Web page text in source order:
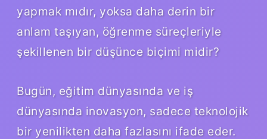
yapmak mıdır, yoksa daha derin bir
anlam taşıyan, öğrenme süreçleriyle
şekillenen bir düşünce biçimi midir?
Bugün, eğitim dünyasında ve iş
dünyasında inovasyon, sadece teknolojik
bir yenilikten daha fazlasını ifade eder.